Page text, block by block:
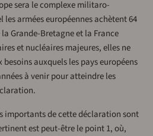
sera le complexe militaro-
armées européennes achètent 64
Grande-Bretagne et la France
et nucléaires majeures, elles ne
auxquels les pays européens
à venir pour atteindre les
importants de cette déclaration sont
est peut-être le point 1, où,